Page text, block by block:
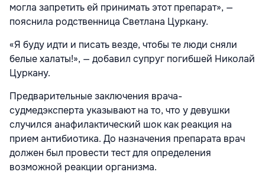
могла запретить ей принимать этот препарат», —
пояснила родственница Светлана Цуркану.
«Я буду идти и писать везде, чтобы те люди сняли
белые халаты!», — добавил супруг погибшей Николай
Цуркану.
Предварительные заключения врача-
судмедэксперта указывают на то, что у девушки
случился анафилактический шок как реакция на
прием антибиотика. До назначения препарата врач
должен был провести тест для определения
возможной реакции организма.